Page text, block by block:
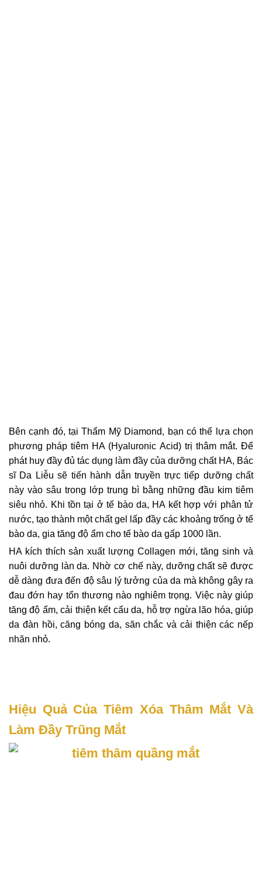
Bên cạnh đó, tại Thẩm Mỹ Diamond, bạn có thể lựa chọn
phương pháp tiêm HA (Hyaluronic Acid) trị thâm mắt. Để
phát huy đầy đủ tác dụng làm đầy của dưỡng chất HA, Bác
sĩ Da Liễu sẽ tiến hành dẫn truyền trực tiếp dưỡng chất
này vào sâu trong lớp trung bì bằng những đầu kim tiêm
siêu nhỏ. Khi tồn tại ở tế bào da, HA kết hợp với phân tử
nước, tạo thành một chất gel lấp đầy các khoảng trống ở tế
bào da, gia tăng độ ẩm cho tế bào da gấp 1000 lần.
HA kích thích sản xuất lượng Collagen mới, tăng sinh và
nuôi dưỡng làn da. Nhờ cơ chế này, dưỡng chất sẽ được
dễ dàng đưa đến độ sâu lý tưởng của da mà không gây ra
đau đớn hay tổn thương nào nghiêm trọng. Việc này giúp
tăng độ ẩm, cải thiện kết cấu da, hỗ trợ ngừa lão hóa, giúp
da đàn hồi, căng bóng da, săn chắc và cải thiện các nếp
nhăn nhỏ.
Hiệu Quả Của Tiêm Xóa Thâm Mắt Và
Làm Đầy Trũng Mắt